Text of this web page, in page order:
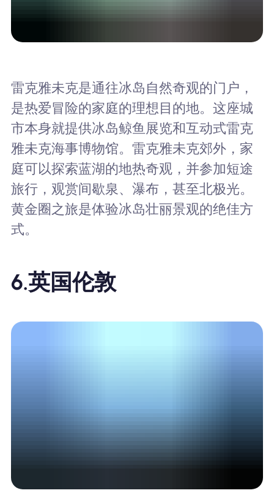
雷克雅未克是通往冰岛自然奇观的门户，
是热爱冒险的家庭的理想目的地。这座城
市本身就提供冰岛鲸鱼展览和互动式雷克
雅未克海事博物馆。雷克雅未克郊外，家
庭可以探索蓝湖的地热奇观，并参加短途
旅行，观赏间歇泉、瀑布，甚至北极光。
黄金圈之旅是体验冰岛壮丽景观的绝佳方
式。
6.英国伦敦